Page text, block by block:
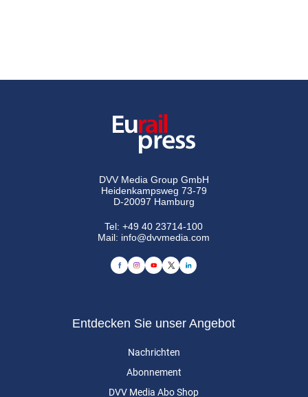
DVV Media Group GmbH
Heidenkampsweg 73-79
D-20097 Hamburg
Tel:+49 40 23714-100
Mail: info@dvvmedia.com
Entdecken Sie unser Angebot
Nachrichten
Abonnement
DVV Media Abo Shop